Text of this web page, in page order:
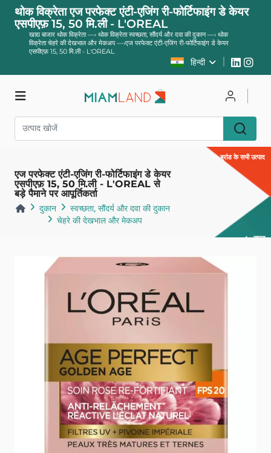
थोक विक्रेता एज परफेक्ट एंटी-एजिंग री-फोर्टिफाइंग डे केयर
एसपीएफ़ 15, 50 मि.ली - L'OREAL
खाद्य बाजार थोक विक्रेता —› थोक विक्रेता स्वच्छता, सौंदर्य और दवा की दुकान—› थोक
विक्रेता चेहरे की देखभाल और मेकअप—›एज परफेक्ट एंटी-एजिंग री-फोर्टिफाइंग डे केयर
एसपीएफ़ 15, 50 मि.ली - L'OREAL
हिन्दी
एज परफेक्ट एंटी-एजिंग री-फोर्टिफाइंग डे केयर
एसपीएफ़ 15, 50 मि.ली - L'OREAL से
बड़े पैमाने पर आपूर्तिकर्ता
दुकान
स्वच्छता, सौंदर्य और दवा की दुकान
चेहरे की देखभाल और मेकअप
ब्रांड के सभी उत्पाद
वापस